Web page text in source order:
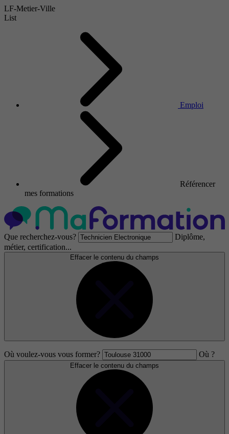
LF-Metier-Ville
List
Emploi
Référencer
mes formations
Que recherchez-vous?
Diplôme,
métier, certification...
Effacer le contenu du champs
Où voulez-vous vous former? Où ?
Effacer le contenu du champs